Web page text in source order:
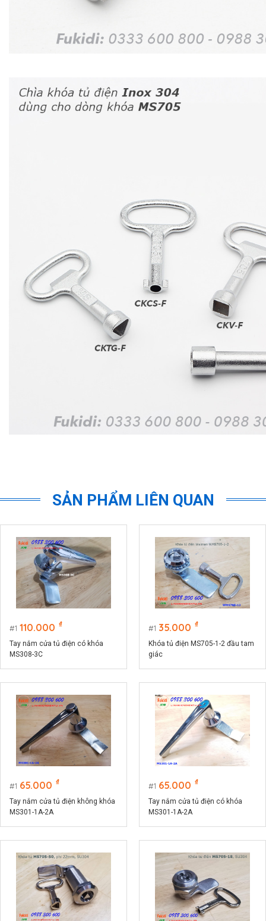
SẢN PHẨM LIÊN QUAN
1 110.000 ₫
Tay nắm cửa tủ điện có khóa
MS308-3C
1 35.000 ₫
Khóa tủ điện MS705-1-2 đầu tam
giác
1 65.000 ₫
Tay nắm cửa tủ điện không khóa
MS301-1A-2A
1 65.000 ₫
Tay nắm cửa tủ điện có khóa
MS301-1A-2A